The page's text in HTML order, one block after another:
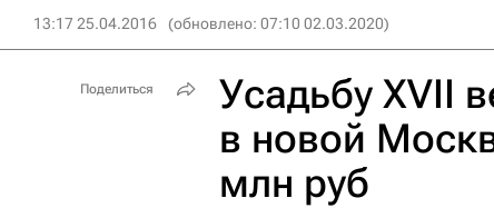
13:17 25.04.2016 (обновлено: 07:10 02.03.2020)
Усадьбу XVII
в новой
млн руб
Поделиться